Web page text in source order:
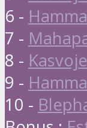
6 -
7 -
8 -
9 -
10 -